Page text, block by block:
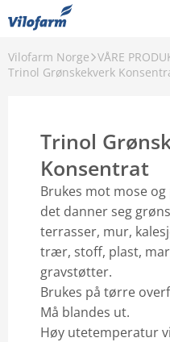
Vilofarm Norge VÅRE
Trinol Grønskekverk
Trinol
Konsentrat
Brukes mot mose
det danner seg
terrasser, mur,
trær, stoff, plast,
gravstøtter.
Brukes på tørre
Må blandes ut.
Høy utetemperatur
OM OSS
VÅRE
VÅRE
PCO
AKTUELT
FORHANDLERE
Karriere